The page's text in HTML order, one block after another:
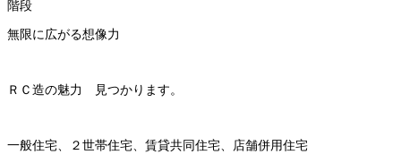
階段
無限に広がる想像力
ＲＣ造の魅力 見つかります。
一般住宅、２世帯住宅、賃貸共同住宅、店舗併用住宅